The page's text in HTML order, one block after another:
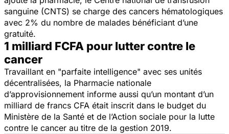
sanguine (CNTS) se charge des cancers hématologiques
avec 2% du nombre de malades bénéficiant d’une
gratuité.
1 milliard FCFA pour lutter contre le
cancer
Travaillant en "parfaite intelligence" avec ses unités
décentralisées, la Pharmacie nationale
d’approvisionnement informe aussi qu’un montant d’un
milliard de francs CFA était inscrit dans le budget du
Ministère de la Santé et de l’Action sociale pour la lutte
contre le cancer au titre de la gestion 2019.